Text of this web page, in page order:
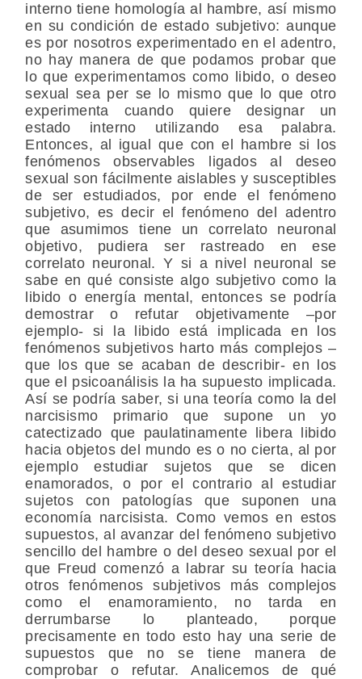
interno tiene homología al hambre, así mismo
en su condición de estado subjetivo: aunque
es por nosotros experimentado en el adentro,
no hay manera de que podamos probar que
lo que experimentamos como libido, o deseo
sexual sea per se lo mismo que lo que otro
experimenta cuando quiere designar un
estado interno utilizando esa palabra.
Entonces, al igual que con el hambre si los
fenómenos observables ligados al deseo
sexual son fácilmente aislables y susceptibles
de ser estudiados, por ende el fenómeno
subjetivo, es decir el fenómeno del adentro
que asumimos tiene un correlato neuronal
objetivo, pudiera ser rastreado en ese
correlato neuronal. Y si a nivel neuronal se
sabe en qué consiste algo subjetivo como la
libido o energía mental, entonces se podría
demostrar o refutar objetivamente –por
ejemplo- si la libido está implicada en los
fenómenos subjetivos harto más complejos –
que los que se acaban de describir- en los
que el psicoanálisis la ha supuesto implicada.
Así se podría saber, si una teoría como la del
narcisismo primario que supone un yo
catectizado que paulatinamente libera libido
hacia objetos del mundo es o no cierta, al por
ejemplo estudiar sujetos que se dicen
enamorados, o por el contrario al estudiar
sujetos con patologías que suponen una
economía narcisista. Como vemos en estos
supuestos, al avanzar del fenómeno subjetivo
sencillo del hambre o del deseo sexual por el
que Freud comenzó a labrar su teoría hacia
otros fenómenos subjetivos más complejos
como el enamoramiento, no tarda en
derrumbarse lo planteado, porque
precisamente en todo esto hay una serie de
supuestos que no se tiene manera de
comprobar o refutar. Analicemos de qué